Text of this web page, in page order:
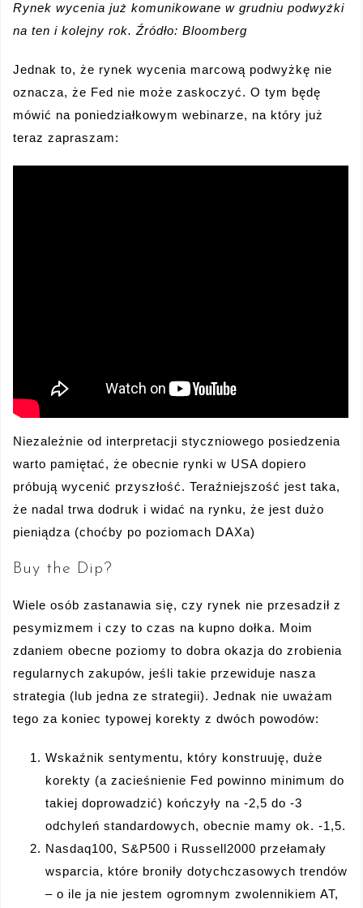
Rynek wycenia już komunikowane w grudniu podwyżki
na ten i kolejny rok. Źródło: Bloomberg
Jednak to, że rynek wycenia marcową podwyżkę nie
oznacza, że Fed nie może zaskoczyć. O tym będę
mówić na poniedziałkowym webinarze, na który już
teraz zapraszam:
Niezależnie od interpretacji styczniowego posiedzenia
warto pamiętać, że obecnie rynki w USA dopiero
próbują wycenić przyszłość. Teraźniejszość jest taka,
że nadal trwa dodruk i widać na rynku, że jest dużo
pieniądza (choćby po poziomach DAXa)
Buy the Dip?
Wiele osób zastanawia się, czy rynek nie przesadził z
pesymizmem i czy to czas na kupno dołka. Moim
zdaniem obecne poziomy to dobra okazja do zrobienia
regularnych zakupów, jeśli takie przewiduje nasza
strategia (lub jedna ze strategii). Jednak nie uważam
tego za koniec typowej korekty z dwóch powodów:
Wskaźnik sentymentu, który konstruuję, duże
korekty (a zacieśnienie Fed powinno minimum do
takiej doprowadzić) kończyły na -2,5 do -3
odchyleń standardowych, obecnie mamy ok. -1,5.
Nasdaq100, S&P500 i Russell2000 przełamały
wsparcia, które broniły dotychczasowych trendów
– o ile ja nie jestem ogromnym zwolennikiem AT,